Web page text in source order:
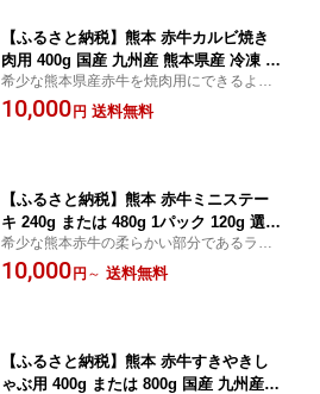
【ふるさと納税】熊本 赤牛カルビ焼き
肉用 400g 国産 九州産 熊本県産 冷凍 肉
あか牛 和牛 送料無料
希少な熊本県産赤牛を焼肉用にできるよう
カットしてお届けいたします。
10,000円 送料無料
【ふるさと納税】熊本 赤牛ミニステー
キ 240g または 480g 1パック 120g 選べ
る 容量 ランプ使用 国産 九州産 熊本県
産 希少部位 冷凍 肉 あか牛 和牛 ステー
希少な熊本赤牛の柔らかい部分であるラン
プを120gでカットし個包装してお届けいた
します。
10,000円 ～ 送料無料
【ふるさと納税】熊本 赤牛すきやきし
ゃぶ用 400g または 800g 国産 九州産